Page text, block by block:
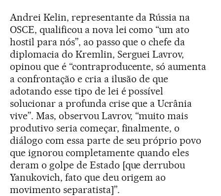
Andrei Kelin, representante da Rússia na
OSCE, qualificou a nova lei como “um ato
hostil para nós”, ao passo que o chefe da
diplomacia do Kremlin, Serguei Lavrov,
opinou que é “contraproducente, só aumenta
a confrontação e cria a ilusão de que
adotando esse tipo de lei é possível
solucionar a profunda crise que a Ucrânia
vive”. Mas, observou Lavrov, “muito mais
produtivo seria começar, finalmente, o
diálogo com essa parte de seu próprio povo
que ignorou completamente quando eles
deram o golpe de Estado [que derrubou
Yanukovich, fato que deu origem ao
movimento separatista]”.